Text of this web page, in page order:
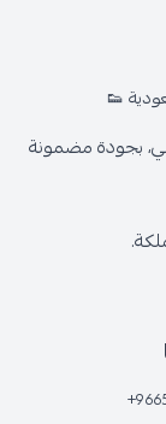
👟
بجودة مضمونة